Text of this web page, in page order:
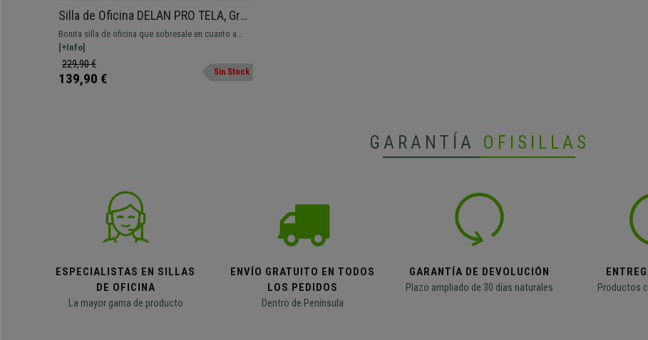
Silla de Oficina DELAN PRO TELA, Gran
Acolchado, Base Metálica, color
Negro
Bonita silla de oficina que sobresale en cuanto a
diseño, confort y calidad. Grueso acolchado y con
base metálica.
[+Info]
229,90 €
139,90 € Sin Stock
GARANTÍA OFISILLAS
ESPECIALISTAS EN SILLAS
DE OFICINA
La mayor gama de producto
ENVÍO GRATUITO EN TODOS
LOS PEDIDOS
Dentro de Península
GARANTÍA DE DEVOLUCIÓN
Plazo ampliado de 30 días naturales
Productos